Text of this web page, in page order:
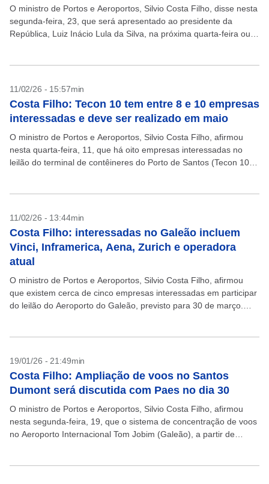
O ministro de Portos e Aeroportos, Silvio Costa Filho, disse nesta
segunda-feira, 23, que será apresentado ao presidente da
República, Luiz Inácio Lula da Silva, na próxima quarta-feira ou
11/02/26 - 15:57min
Costa Filho: Tecon 10 tem entre 8 e 10 empresas
interessadas e deve ser realizado em maio
O ministro de Portos e Aeroportos, Silvio Costa Filho, afirmou
nesta quarta-feira, 11, que há oito empresas interessadas no
leilão do terminal de contêineres do Porto de Santos (Tecon 10).
11/02/26 - 13:44min
Costa Filho: interessadas no Galeão incluem
Vinci, Inframerica, Aena, Zurich e operadora
atual
O ministro de Portos e Aeroportos, Silvio Costa Filho, afirmou
que existem cerca de cinco empresas interessadas em participar
do leilão do Aeroporto do Galeão, previsto para 30 de março.
19/01/26 - 21:49min
Costa Filho: Ampliação de voos no Santos
Dumont será discutida com Paes no dia 30
O ministro de Portos e Aeroportos, Silvio Costa Filho, afirmou
nesta segunda-feira, 19, que o sistema de concentração de voos
no Aeroporto Internacional Tom Jobim (Galeão), a partir de